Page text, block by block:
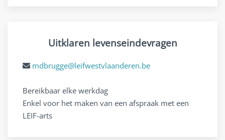
Uitklaren levenseindevragen
mdbrugge@leifwestvlaanderen.be
Bereikbaar elke werkdag
Enkel voor het maken van een afspraak met een
LEIF-arts